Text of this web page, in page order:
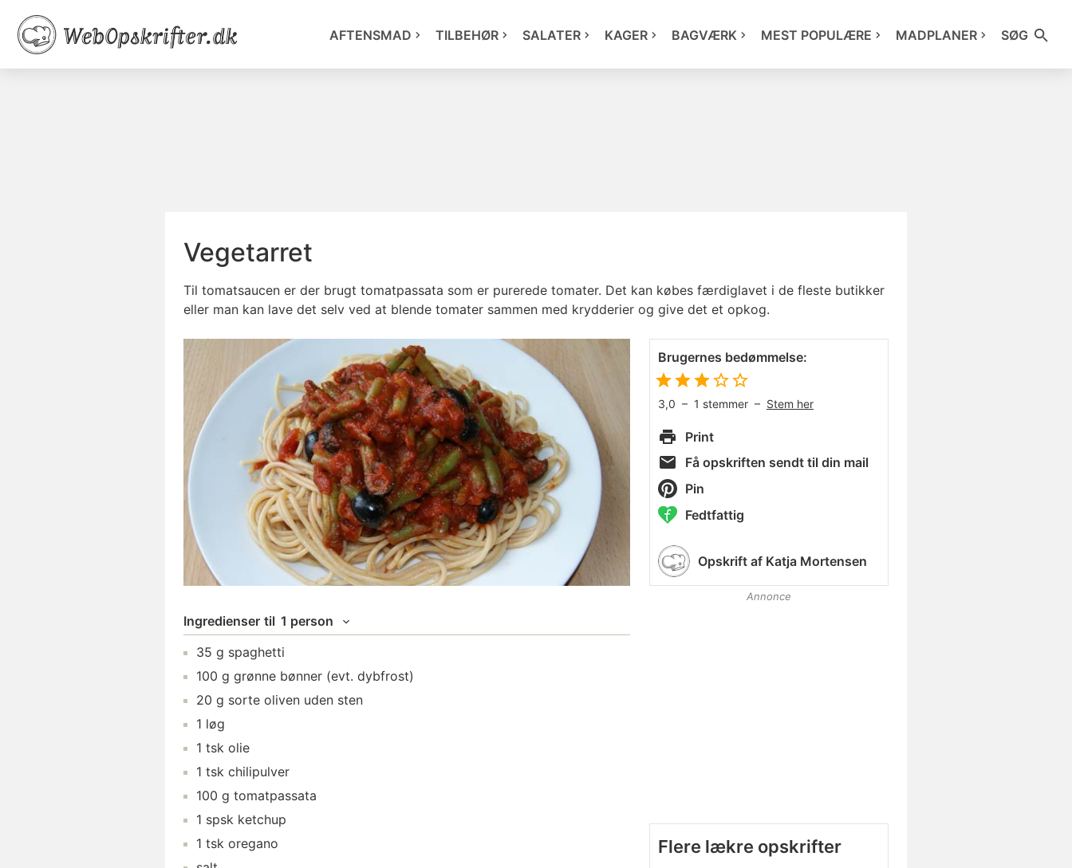
AFTENSMAD TILBEHØR SALATER KAGER BAGVÆRK MEST POPULÆRE MADPLANER SØG
Vegetarret
Til tomatsaucen er der brugt tomatpassata som er purerede tomater. Det kan købes færdiglavet i de fleste butikker
eller man kan lave det selv ved at blende tomater sammen med krydderier og give det et opkog.
Ingredienser til 1 person
35 g spaghetti
100 g grønne bønner (evt. dybfrost)
20 g sorte oliven uden sten
1 løg
1 tsk olie
1 tsk chilipulver
100 g tomatpassata
1 spsk ketchup
1 tsk oregano
Brugernes bedømmelse:
3,0 – 1 stemmer – Stem her
Print
Få opskriften sendt til din mail
Pin
Fedtfattig
Opskrift af Katja Mortensen
Annonce
Flere lækre opskrifter